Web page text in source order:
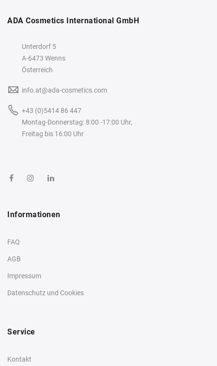
ADA Cosmetics International GmbH
Unterdorf 5
A-6473 Wenns
Österreich
info.at@ada-cosmetics.com
+43 (0)5414 86 447
Montag-Donnerstag: 8:00 -17:00 Uhr,
Freitag bis 16:00 Uhr
Informationen
FAQ
AGB
Impressum
Datenschutz und Cookies
Service
Kontakt